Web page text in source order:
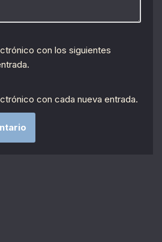
con los siguientes
con cada nueva entrada.